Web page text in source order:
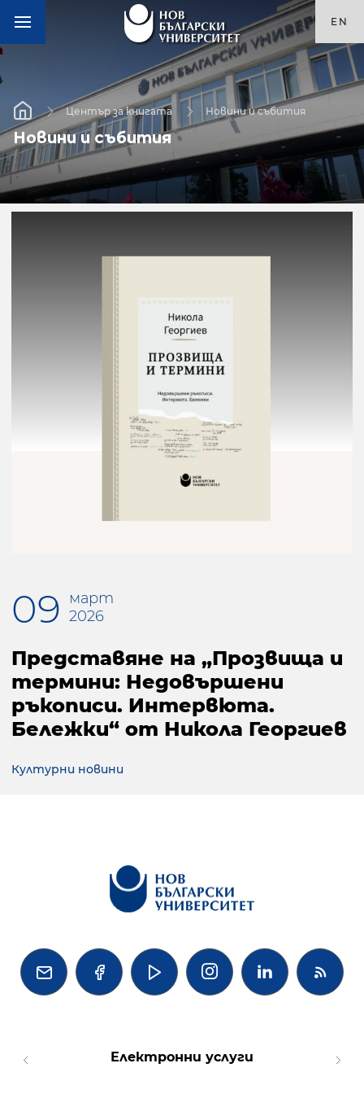
EN
Център за книгата Новини и събития
Новини и събития
09
март
2026
Представяне на „Прозвища и
термини: Недовършени
ръкописи. Интервюта.
Бележки“ от Никола Георгиев
Културни новини
   
Електронни услуги